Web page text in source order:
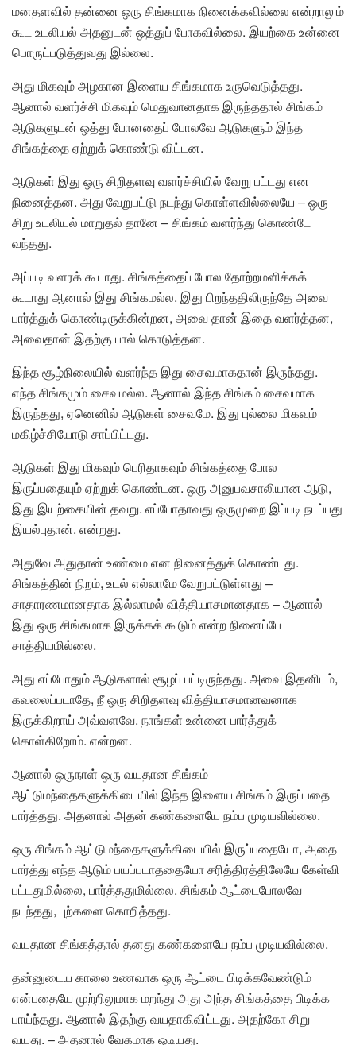
மனதளவில் தன்னை ஒரு சிங்கமாக நினைக்கவில்லை என்றாலும்
கூட உடலியல் அதனுடன் ஒத்துப் போகவில்லை. இயற்கை உன்னை
பொருட்படுத்துவது இல்லை.
அது மிகவும் அழகான இளைய சிங்கமாக உருவெடுத்தது.
ஆனால் வளர்ச்சி மிகவும் மெதுவானதாக இருந்ததால் சிங்கம்
ஆடுகளுடன் ஒத்து போனதைப் போலவே ஆடுகளும் இந்த
சிங்கத்தை ஏற்றுக் கொண்டு விட்டன.
ஆடுகள் இது ஒரு சிறிதளவு வளர்ச்சியில் வேறு பட்டது என
நினைத்தன. அது வேறுபட்டு நடந்து கொள்ளவில்லையே – ஒரு
சிறு உடலியல் மாறுதல் தானே – சிங்கம் வளர்ந்து கொண்டே
வந்தது.
அப்படி வளரக் கூடாது. சிங்கத்தைப் போல தோற்றமளிக்கக்
கூடாது ஆனால் இது சிங்கமல்ல. இது பிறந்ததிலிருந்தே அவை
பார்த்துக் கொண்டிருக்கின்றன, அவை தான் இதை வளர்த்தன,
அவைதான் இதற்கு பால் கொடுத்தன.
இந்த சூழ்நிலையில் வளர்ந்த இது சைவமாகதான் இருந்தது.
எந்த சிங்கமும் சைவமல்ல. ஆனால் இந்த சிங்கம் சைவமாக
இருந்தது, ஏனெனில் ஆடுகள் சைவமே. இது புல்லை மிகவும்
மகிழ்ச்சியோடு சாப்பிட்டது.
ஆடுகள் இது மிகவும் பெரிதாகவும் சிங்கத்தை போல
இருப்பதையும் ஏற்றுக் கொண்டன. ஒரு அனுபவசாலியான ஆடு,
இது இயற்கையின் தவறு. எப்போதாவது ஒருமுறை இப்படி நடப்பது
இயல்புதான். என்றது.
அதுவே அதுதான் உண்மை என நினைத்துக் கொண்டது.
சிங்கத்தின் நிறம், உடல் எல்லாமே வேறுபட்டுள்ளது –
சாதாரணமானதாக இல்லாமல் வித்தியாசமானதாக – ஆனால்
இது ஒரு சிங்கமாக இருக்கக் கூடும் என்ற நினைப்பே
சாத்தியமில்லை.
அது எப்போதும் ஆடுகளால் சூழப் பட்டிருந்தது. அவை இதனிடம்,
கவலைப்படாதே, நீ ஒரு சிறிதளவு வித்தியாசமானவனாக
இருக்கிறாய் அவ்வளவே. நாங்கள் உன்னை பார்த்துக்
கொள்கிறோம். என்றன.
ஆனால் ஒருநாள் ஒரு வயதான சிங்கம்
ஆட்டுமந்தைகளுக்கிடையில் இந்த இளைய சிங்கம் இருப்பதை
பார்த்தது. அதனால் அதன் கண்களையே நம்ப முடியவில்லை.
ஒரு சிங்கம் ஆட்டுமந்தைகளுக்கிடையில் இருப்பதையோ, அதை
பார்த்து எந்த ஆடும் பயப்படாததையோ சரித்திரத்திலேயே கேள்வி
பட்டதுமில்லை, பார்த்ததுமில்லை. சிங்கம் ஆட்டைபோலவே
நடந்தது, புற்களை கொறித்தது.
வயதான சிங்கத்தால் தனது கண்களையே நம்ப முடியவில்லை.
தன்னுடைய காலை உணவாக ஒரு ஆட்டை பிடிக்கவேண்டும்
என்பதையே முற்றிலுமாக மறந்து அது அந்த சிங்கத்தை பிடிக்க
பாய்ந்தது. ஆனால் இதற்கு வயதாகிவிட்டது. அதற்கோ சிறு
வயது. – அதனால் வேகமாக ஓடியது.